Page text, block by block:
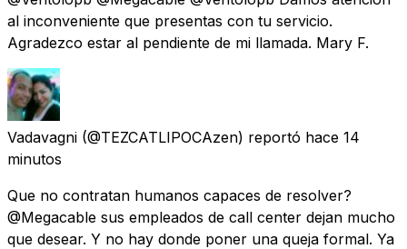
al inconveniente que presentas con tu servicio.
Agradezco estar al pendiente de mi llamada. Mary F.
Vadavagni (@TEZCATLIPOCAzen) reportó hace 14
minutos
Que no contratan humanos capaces de resolver?
@Megacable sus empleados de call center dejan mucho
que desear. Y no hay donde poner una queja formal. Ya